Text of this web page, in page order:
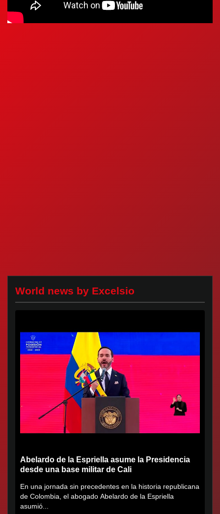
World news by Excelsio
Abelardo de la Espriella asume la Presidencia
desde una base militar de Cali
En una jornada sin precedentes en la historia republicana
de Colombia, el abogado Abelardo de la Espriella
asumió...